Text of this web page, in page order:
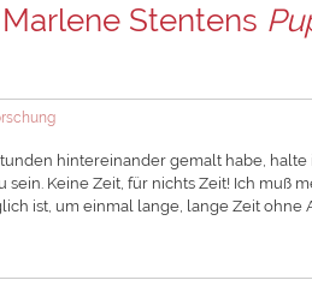
Stentens
hintereinander gemalt habe,
sein. Keine Zeit, für nichts Zeit! Ich muß
ist, um einmal lange, lange Zeit ohne